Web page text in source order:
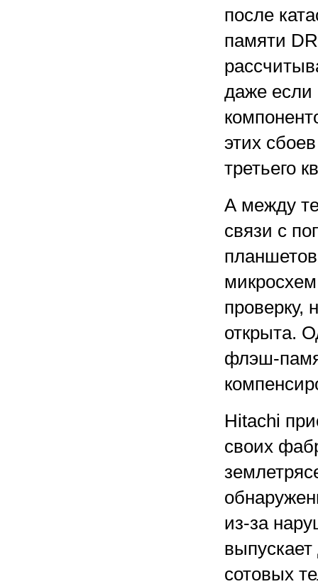
после
памяти
даже если
этих
третьего
А между
связи с
проверку,
открыта.
флэш-
Hitachi
своих
из-за
сотовых